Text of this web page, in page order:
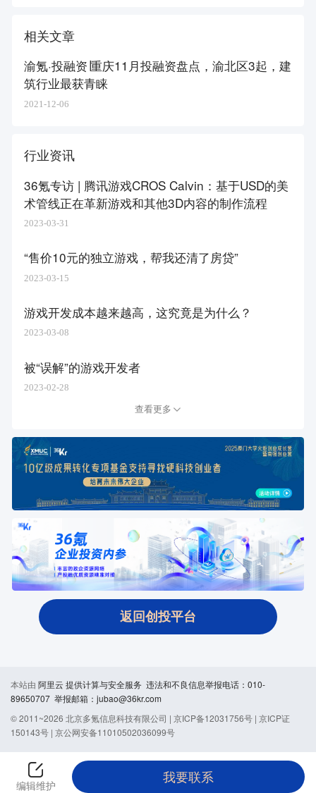
相关文章
渝氪·投融资∣重庆11月投融资盘点，渝北区3起，建
筑行业最获青睐
2021-12-06
行业资讯
36氪专访 | 腾讯游戏CROS Calvin：基于USD的美
术管线正在革新游戏和其他3D内容的制作流程
2023-03-31
“售价10元的独立游戏，帮我还清了房贷”
2023-03-15
游戏开发成本越来越高，这究竟是为什么？
2023-03-08
被“误解”的游戏开发者
2023-02-28
查看更多
返回创投平台
编辑维护
我要联系
本站由 阿里云 提供计算与安全服务 违法和不良信息举报电话：010-
89650707 举报邮箱：jubao@36kr.com
© 2011~2026 北京多氪信息科技有限公司 | 京ICP备12031756号 | 京ICP证
150143号 | 京公网安备11010502036099号